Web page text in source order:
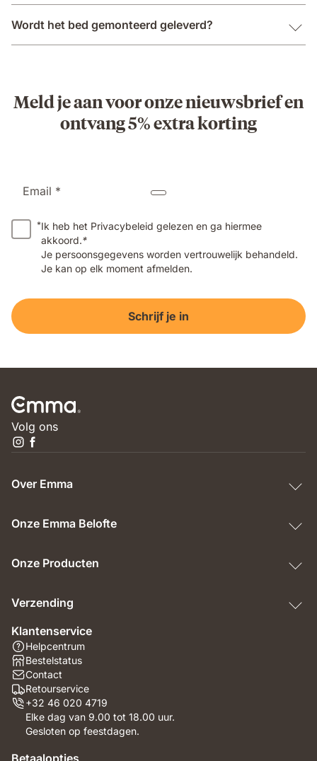
Wordt het bed gemonteerd geleverd?
Meld je aan voor onze nieuwsbrief en
ontvang 5% extra korting
Email *
*Ik heb het Privacybeleid gelezen en ga hiermee
akkoord.*
Je persoonsgegevens worden vertrouwelijk behandeld.
Je kan op elk moment afmelden.
Schrijf je in
Volg ons
Over Emma
Onze Emma Belofte
Onze Producten
Verzending
Klantenservice
Helpcentrum
Bestelstatus
Contact
Retourservice
+32 46 020 4719
Elke dag van 9.00 tot 18.00 uur.
Gesloten op feestdagen.
Betaalopties